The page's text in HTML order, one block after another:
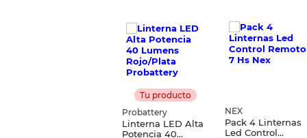
Tu producto
Probattery
Linterna LED Alta
Potencia 40
NEX
Pack 4 Linternas
Led Control